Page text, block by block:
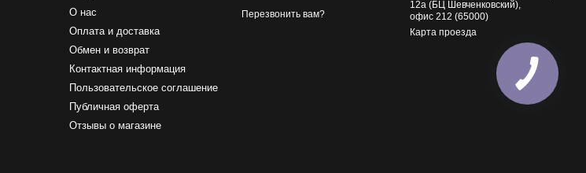
О нас
Оплата и доставка
Обмен и возврат
Контактная информация
Пользовательское соглашение
Публичная оферта
Отзывы о магазине
Перезвонить вам?
12а (БЦ Шевченковский),
офис 212 (65000)
Карта проезда